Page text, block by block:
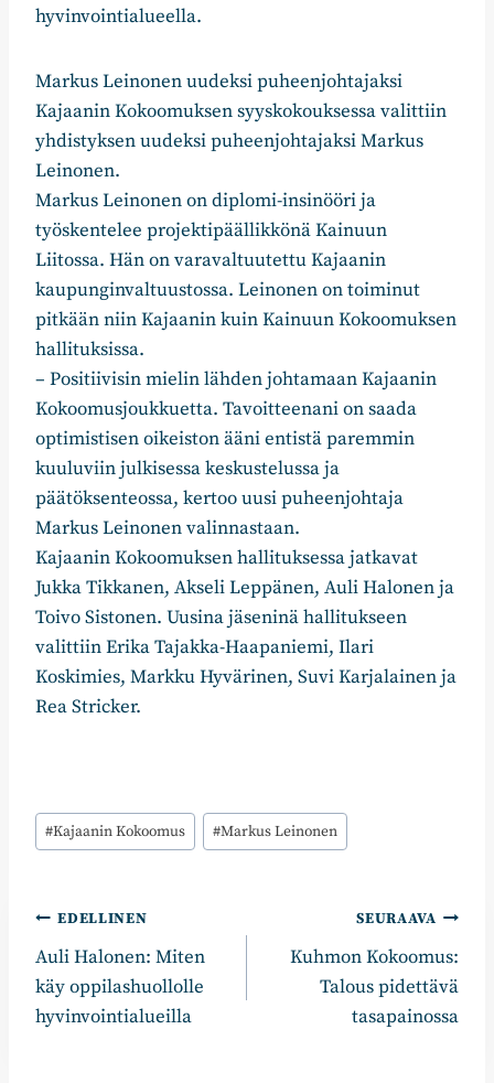
hyvinvointialueella.
Markus Leinonen uudeksi puheenjohtajaksi
Kajaanin Kokoomuksen syyskokouksessa valittiin
yhdistyksen uudeksi puheenjohtajaksi Markus
Leinonen.
Markus Leinonen on diplomi-insinööri ja
työskentelee projektipäällikkönä Kainuun
Liitossa. Hän on varavaltuutettu Kajaanin
kaupunginvaltuustossa. Leinonen on toiminut
pitkään niin Kajaanin kuin Kainuun Kokoomuksen
hallituksissa.
– Positiivisin mielin lähden johtamaan Kajaanin
Kokoomusjoukkuetta. Tavoitteenani on saada
optimistisen oikeiston ääni entistä paremmin
kuuluviin julkisessa keskustelussa ja
päätöksenteossa, kertoo uusi puheenjohtaja
Markus Leinonen valinnastaan.
Kajaanin Kokoomuksen hallituksessa jatkavat
Jukka Tikkanen, Akseli Leppänen, Auli Halonen ja
Toivo Sistonen. Uusina jäseninä hallitukseen
valittiin Erika Tajakka-Haapaniemi, Ilari
Koskimies, Markku Hyvärinen, Suvi Karjalainen ja
Rea Stricker.
Avainsanat:
#Kajaanin Kokoomus #Markus Leinonen
Artikkelien
selaus
EDELLINEN
Auli Halonen: Miten
käy oppilashuollolle
hyvinvointialueilla
SEURAAVA
Kuhmon Kokoomus:
Talous pidettävä
tasapainossa